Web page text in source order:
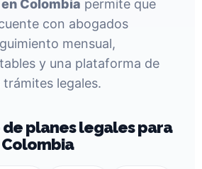
Colombia permite que
con abogados
mensual,
y una plataforma de
legales.
planes legales para